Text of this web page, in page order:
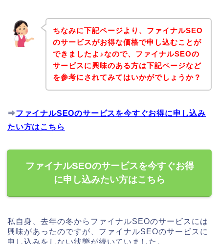
ちなみに下記ページより、ファイナルSEO
のサービスがお得な価格で申し込むことが
できましたよ♪なので、ファイナルSEOの
サービスに興味のある方は下記ページなど
を参考にされてみてはいかがでしょうか？
⇒ファイナルSEOのサービスを今すぐお得に申し込み
たい方はこちら
ファイナルSEOのサービスを今すぐお得
に申し込みたい方はこちら
私自身、去年の冬からファイナルSEOのサービスには
興味があったのですが、ファイナルSEOのサービスに
申し込みをしない状態が続いていました。